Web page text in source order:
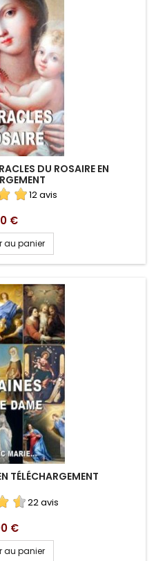
DU ROSAIRE EN
12 avis
€
au panier
TÉLÉCHARGEMENT
22 avis
€
au panier